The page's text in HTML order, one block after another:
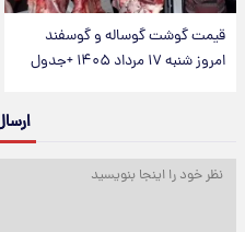
قیمت گوشت گوساله و گوسفند
امروز شنبه ۱۷ مرداد ۱۴۰۵ +جدول